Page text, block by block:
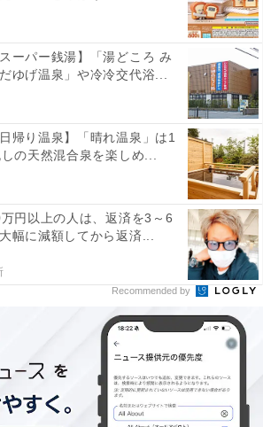
ーパー銭湯】「湯どころ み
ゆげ温泉」や冷冷交代浴...
帰り温泉】「晴れ温泉」は1
の天然混合泉を楽しめ...
円以上の人は、返済を3～6
幅に減額してから返済...
Recommended by